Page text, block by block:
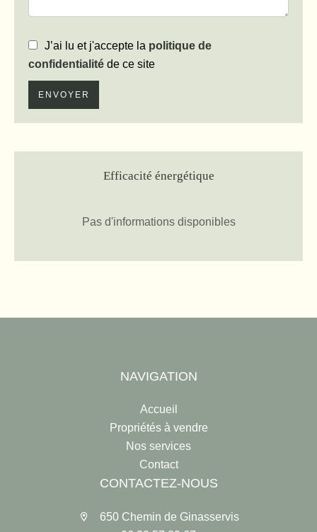
J’ai lu et j'accepte la politique de
confidentialité de ce site
ENVOYER
Efficacité énergétique
Pas d'informations disponibles
NAVIGATION
Accueil
Propriétés à vendre
Nos services
Contact
CONTACTEZ-NOUS
650 Chemin de Ginasservis